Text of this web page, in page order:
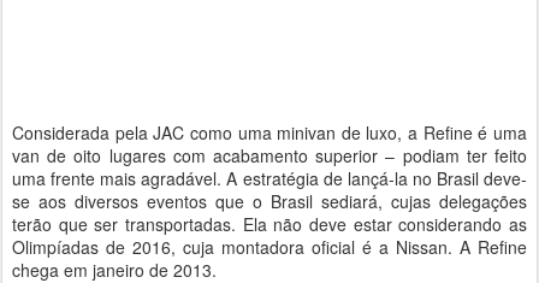
Considerada pela JAC como uma minivan de luxo, a Refine é uma
van de oito lugares com acabamento superior – podiam ter feito
uma frente mais agradável. A estratégia de lançá-la no Brasil deve-
se aos diversos eventos que o Brasil sediará, cujas delegações
terão que ser transportadas. Ela não deve estar considerando as
Olimpíadas de 2016, cuja montadora oficial é a Nissan. A Refine
chega em janeiro de 2013.